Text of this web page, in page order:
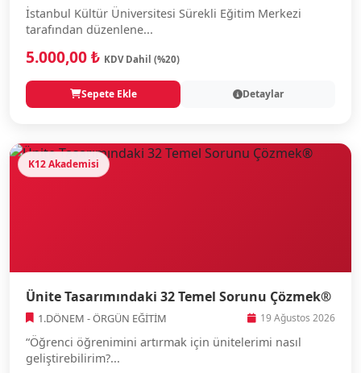
İstanbul Kültür Üniversitesi Sürekli Eğitim Merkezi
tarafından düzenlene...
5.000,00 ₺ KDV Dahil (%20)
Sepete Ekle Detaylar
K12 Akademisi
Ünite Tasarımındaki 32 Temel Sorunu Çözmek®
1.DÖNEM - ÖRGÜN EĞİTİM 19 Ağustos 2026
“Öğrenci öğrenimini artırmak için ünitelerimi nasıl
geliştirebilirim?...